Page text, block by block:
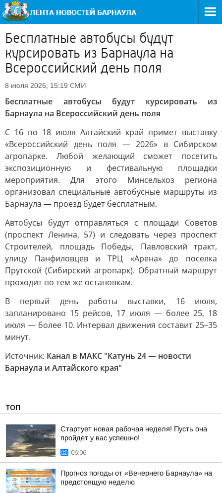
Бесплатные автобусы будут
курсировать из Барнаула на
Всероссийский день поля
8 июля 2026, 15:19 СМИ
Бесплатные автобусы будут курсировать из
Барнаула на Всероссийский день поля
С 16 по 18 июля Алтайский край примет выставку
«Всероссийский день поля — 2026» в Сибирском
агропарке. Любой желающий сможет посетить
экспозиционную и фестивальную площадки
мероприятия. Для этого Минсельхоз региона
организовал специальные автобусные маршруты из
Барнаула — проезд будет бесплатным.
Автобусы будут отправляться с площади Советов
(проспект Ленина, 57) и следовать через проспект
Строителей, площадь Победы, Павловский тракт,
улицу Панфиловцев и ТРЦ «Арена» до поселка
Прутской (Сибирский агропарк). Обратный маршрут
проходит по тем же остановкам.
В первый день работы выставки, 16 июля,
запланировано 15 рейсов, 17 июля — более 25, 18
июля — более 10. Интервал движения составит 25–35
минут.
Источник: Канал в МАКС "Катунь 24 — новости
Барнаула и Алтайского края"
ТОП
Стартует новая рабочая неделя! Пусть она
пройдет у вас успешно!
06:06
Прогноз погоды от «Вечернего Барнаула» на
предстоящую неделю